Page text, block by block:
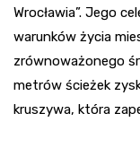
Wrocławia”. Jego
warunków życia
zrównoważonego
metrów ścieżek
kruszywa, która